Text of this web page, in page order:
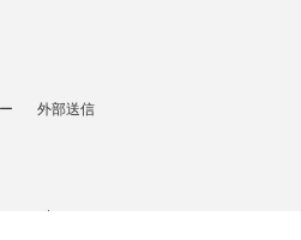
外部送信
ver.1.5